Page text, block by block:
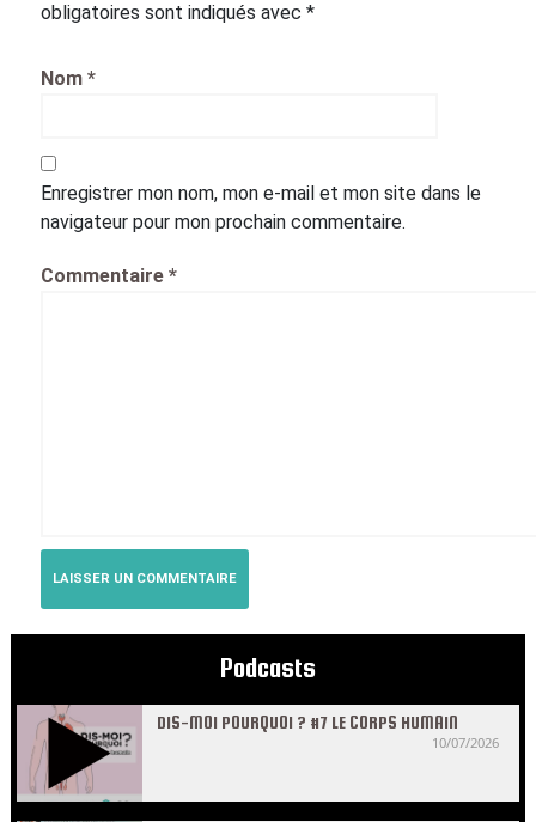
obligatoires sont indiqués avec *
Nom *
Enregistrer mon nom, mon e-mail et mon site dans le
navigateur pour mon prochain commentaire.
Commentaire *
Podcasts
DIS-MOI POURQUOI ? #7 LE CORPS HUMAIN
10/07/2026